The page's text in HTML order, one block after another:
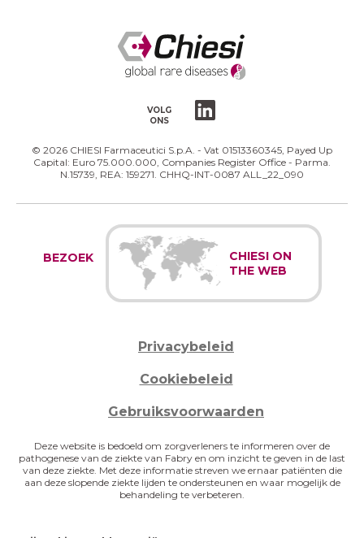
VOLG
ONS
© 2026 CHIESI Farmaceutici S.p.A. - Vat 01513360345, Payed Up
Capital: Euro 75.000.000, Companies Register Office - Parma.
N.15739, REA: 159271. CHHQ-INT-0087 ALL_22_090
BEZOEK
CHIESI ON
THE WEB
Privacybeleid
Cookiebeleid
Gebruiksvoorwaarden
Deze website is bedoeld om zorgverleners te informeren over de
pathogenese van de ziekte van Fabry en om inzicht te geven in de last
van deze ziekte. Met deze informatie streven we ernaar patiënten die
aan deze slopende ziekte lijden te ondersteunen en waar mogelijk de
behandeling te verbeteren.